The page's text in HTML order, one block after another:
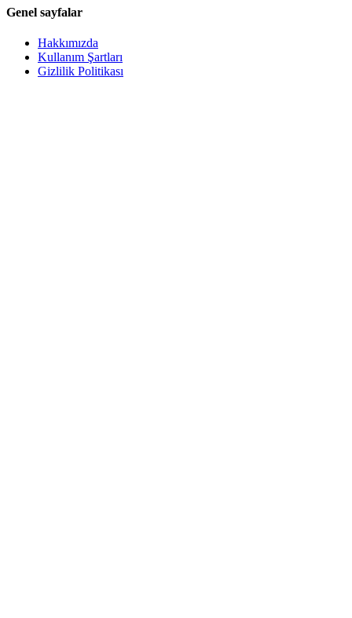
Genel sayfalar
Hakkımızda
Kullanım Şartları
Gizlilik Politikası